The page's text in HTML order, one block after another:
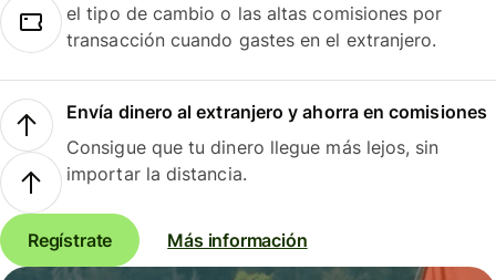
el tipo de cambio o las altas comisiones por
transacción cuando gastes en el extranjero.
Envía dinero al extranjero y ahorra en comisiones
Consigue que tu dinero llegue más lejos, sin
importar la distancia.
Regístrate Más información